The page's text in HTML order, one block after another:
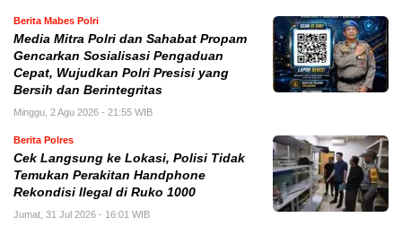
Berita Mabes Polri
Media Mitra Polri dan Sahabat Propam
Gencarkan Sosialisasi Pengaduan
Cepat, Wujudkan Polri Presisi yang
Bersih dan Berintegritas
Minggu, 2 Agu 2026 - 21:55 WIB
Berita Polres
Cek Langsung ke Lokasi, Polisi Tidak
Temukan Perakitan Handphone
Rekondisi Ilegal di Ruko 1000
Jumat, 31 Jul 2026 - 16:01 WIB